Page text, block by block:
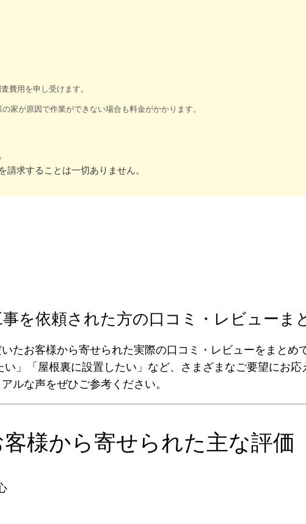
費用を申し受けます。
家が原因で作業ができない場合も料金がかかります。
求することは一切ありません。
を依頼された方の口コミ・レビューま
たお客様から寄せられた実際の口コミ・レビューをまとめ
」「屋根裏に設置したい」など、さまざまなご要望にお応
ルな声をぜひご参考ください。
様から寄せられた主な評価